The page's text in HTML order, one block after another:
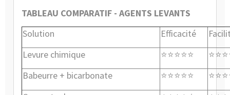
TABLEAU COMPARATIF - AGENTS LEVANTS
Solution
Efficacité
Levure chimique
⭐⭐⭐⭐⭐
Babeurre + bicarbonate
⭐⭐⭐⭐⭐